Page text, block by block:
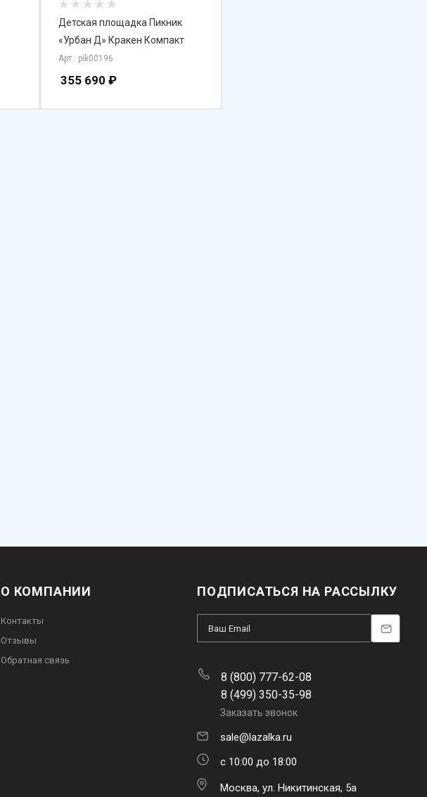
Детская площадка Пикник
«Урбан Д» Кракен Компакт
Арт.: pik00196
355 690 ₽
О КОМПАНИИ
Контакты
Отзывы
Обратная связь
ПОДПИСАТЬСЯ НА РАССЫЛКУ
8 (800) 777-62-08
8 (499) 350-35-98
Заказать звонок
sale@lazalka.ru
с 10:00 до 18:00
Москва, ул. Никитинская, 5а